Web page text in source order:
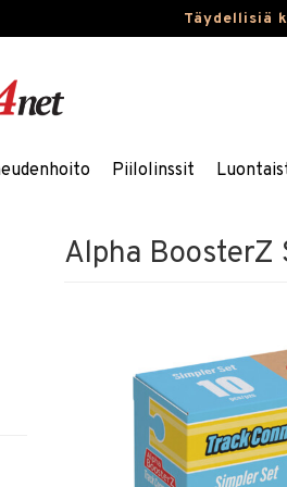
Täydellisiä
Piilolinssit
Alpha BoosterZ